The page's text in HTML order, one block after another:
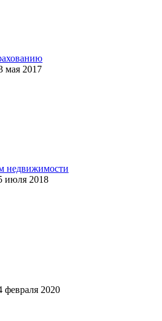
мая 2017
недвижимости
июля 2018
февраля 2020